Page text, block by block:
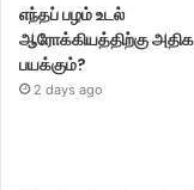
எந்தப் பழம் உடல்
ஆரோக்கியத்திற்கு
பயக்கும்?
2 days ago